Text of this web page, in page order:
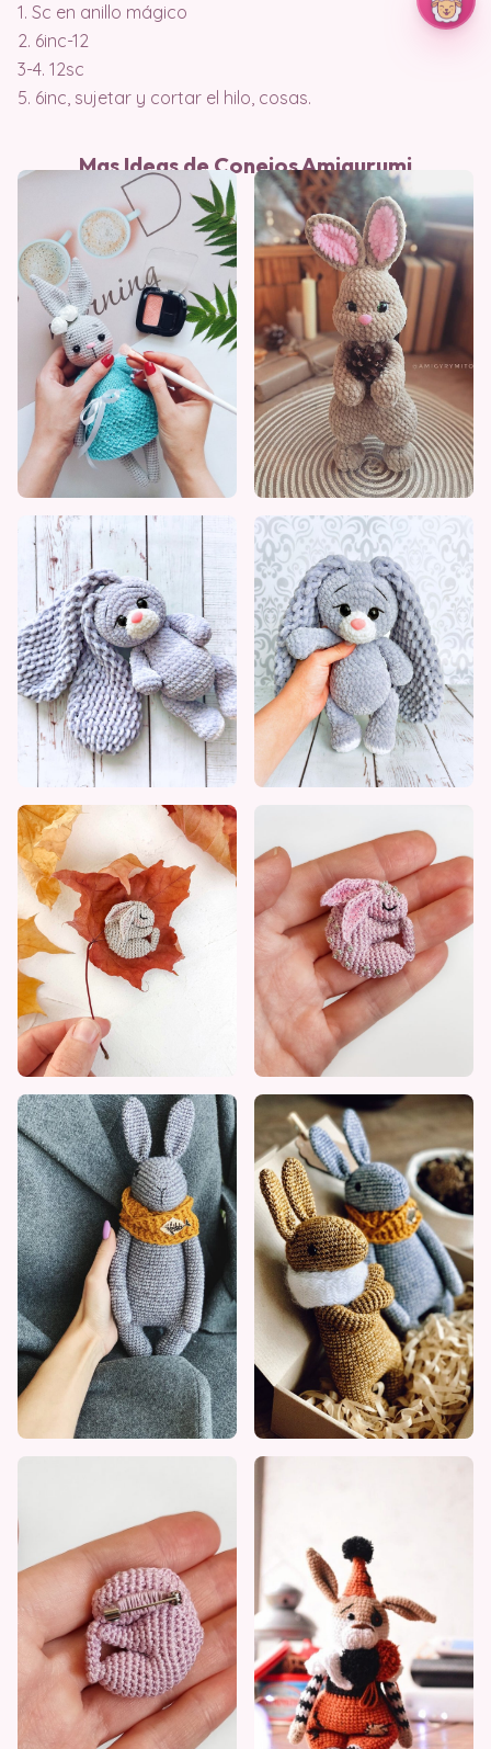
1. Sc en anillo mágico
2. 6inc-12
3-4. 12sc
5. 6inc, sujetar y cortar el hilo, cosas.
Mas Ideas de Conejos Amigurumi